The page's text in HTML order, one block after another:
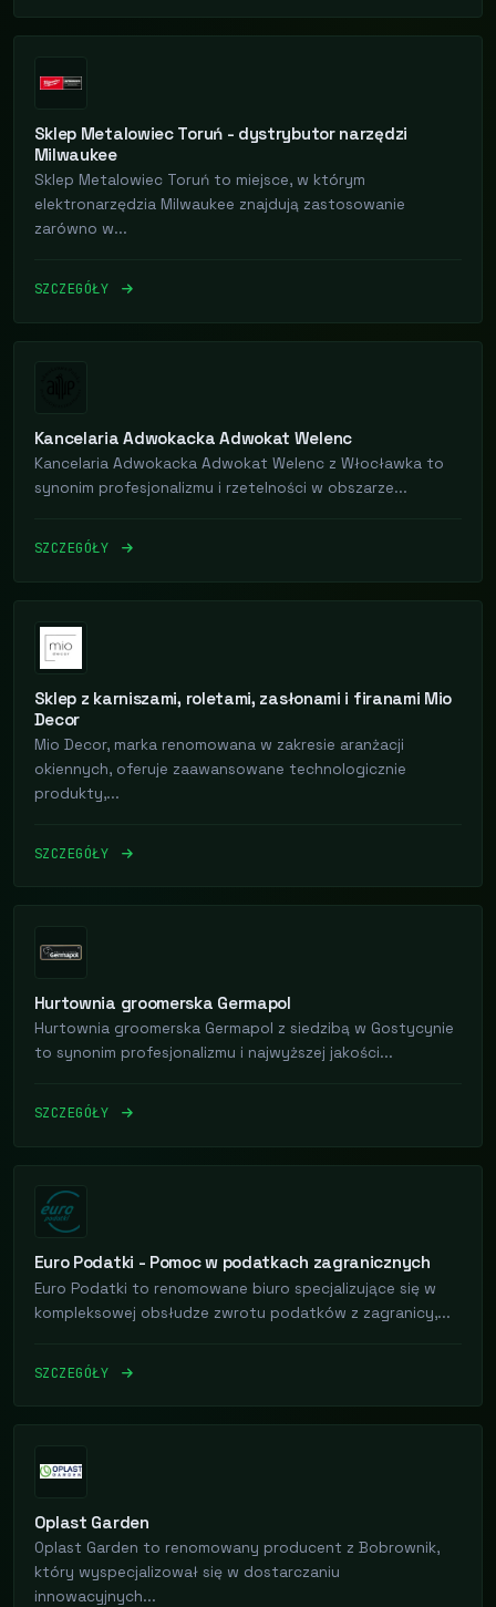
Sklep Metalowiec Toruń - dystrybutor narzędzi
Milwaukee
Sklep Metalowiec Toruń to miejsce, w którym
elektronarzędzia Milwaukee znajdują zastosowanie
zarówno w...
SZCZEGÓŁY
Kancelaria Adwokacka Adwokat Welenc
Kancelaria Adwokacka Adwokat Welenc z Włocławka to
synonim profesjonalizmu i rzetelności w obszarze...
SZCZEGÓŁY
Sklep z karniszami, roletami, zasłonami i firanami Mio
Decor
Mio Decor, marka renomowana w zakresie aranżacji
okiennych, oferuje zaawansowane technologicznie
produkty,...
SZCZEGÓŁY
Hurtownia groomerska Germapol
Hurtownia groomerska Germapol z siedzibą w Gostycynie
to synonim profesjonalizmu i najwyższej jakości...
SZCZEGÓŁY
Euro Podatki - Pomoc w podatkach zagranicznych
Euro Podatki to renomowane biuro specjalizujące się w
kompleksowej obsłudze zwrotu podatków z zagranicy,...
SZCZEGÓŁY
Oplast Garden
Oplast Garden to renomowany producent z Bobrownik,
który wyspecjalizował się w dostarczaniu
innowacyjnych...